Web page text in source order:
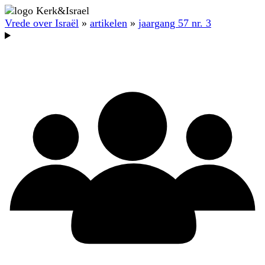
Vrede over Israël » artikelen » jaargang 57 nr. 3